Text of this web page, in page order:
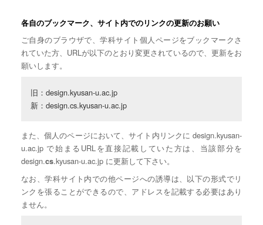
各自のブックマーク、サイト内でのリンクの更新のお願い
ご自身のブラウザで、学科サイト個人ページをブックマークさ
れていた方、URLが以下のとおり変更されているので、更新をお
願いします。
旧：design.kyusan-u.ac.jp
新：design.cs.kyusan-u.ac.jp
また、個人のページにおいて、サイト内リンクに design.kyusan-
u.ac.jp で始まるURLを直接記載していた方は、当該部分を
design.cs.kyusan-u.ac.jp に更新して下さい。
なお、学科サイト内での他ページへの誘導は、以下の形式でリ
ンクを張ることができるので、アドレスを記載する必要はあり
ません。